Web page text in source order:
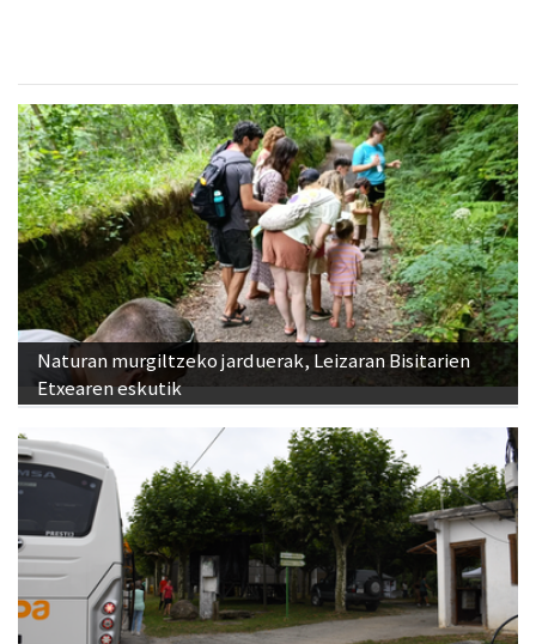
Naturan murgiltzeko jarduerak, Leizaran Bisitarien
Etxearen eskutik